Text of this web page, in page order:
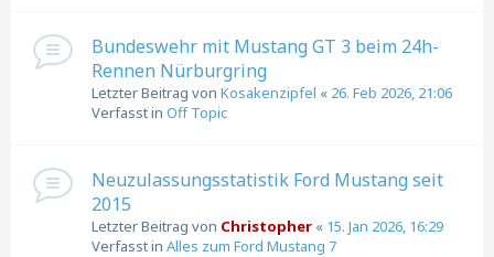
Bundeswehr mit Mustang GT 3 beim 24h-
Rennen Nürburgring
Letzter Beitrag von Kosakenzipfel « 26. Feb 2026, 21:06
Verfasst in Off Topic
Neuzulassungsstatistik Ford Mustang seit
2015
Letzter Beitrag von Christopher « 15. Jan 2026, 16:29
Verfasst in Alles zum Ford Mustang 7